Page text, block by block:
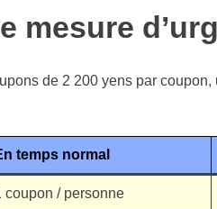
mesure
de 2 200 yens par
temps normal
coupon / personne